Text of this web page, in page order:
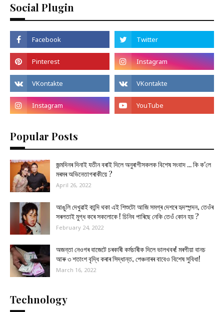
Social Plugin
Popular Posts
জন্মদিনৰ দিনাই যতীন বৰাই দিলে অনুৰাগীসকলক বিশেষ সংবাদ ... কি ক'লে
মৰমৰ অভিনেতাগৰাকীয়ে ?
April 26, 2022
আঙুলি দেখুৱাই কান্দি থকা এই শিশুটো আজি সমগ্ৰ দেশৰে হৃদস্পন্দন, তেওঁৰ
সৰলতাই মুগ্ধ কৰে সকলোকে ! চিনিব পাৰিছে নেকি তেওঁ কোন হয় ?
February 24, 2022
অজন্তা নেওগৰ বাজেটে চৰকাৰী কৰ্মচাৰীক দিলে ভালখবৰ! মৰগীয়া বানচ
আৰু ৩ শতাংশ বৃদ্ধি কৰাৰ সিদ্ধান্ত, পেঞ্চনাৰৰ বাবেও বিশেষ সুবিধা!
March 16, 2022
Technology